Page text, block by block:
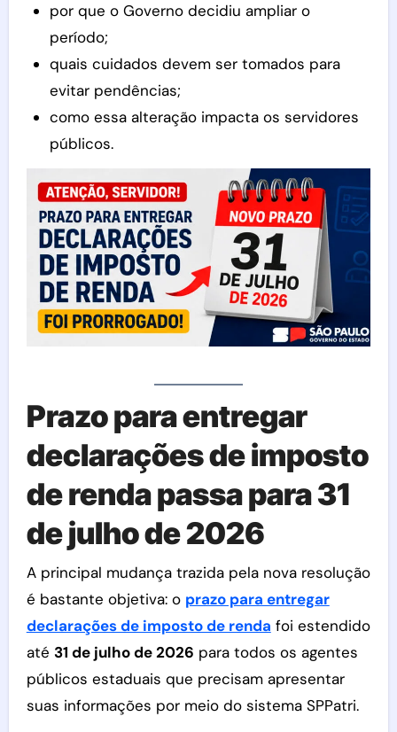
por que o Governo decidiu ampliar o
período;
quais cuidados devem ser tomados para
evitar pendências;
como essa alteração impacta os servidores
públicos.
Prazo para entregar
declarações de imposto
de renda passa para 31
de julho de 2026
A principal mudança trazida pela nova resolução
é bastante objetiva: o prazo para entregar
declarações de imposto de renda foi estendido
até 31 de julho de 2026 para todos os agentes
públicos estaduais que precisam apresentar
suas informações por meio do sistema SPPatri.